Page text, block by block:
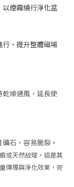
以煙霧繞行淨化盆
，提升整體磁場
乾燥通風，延長使
石，容易脆裂。
或天然紋理，這是其
傳導與淨化效果，完